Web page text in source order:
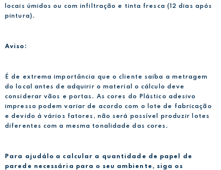
locais úmidos ou com infiltração e tinta fresca (12 dias após
pintura).
Aviso:
É de extrema importância que o cliente saiba a metragem
do local antes de adquirir o material o cálculo deve
considerar vãos e portas. As cores do Plástico adesivo
impresso podem variar de acordo com o lote de fabricação
e devido à vários fatores, não será possível produzir lotes
diferentes com a mesma tonalidade das cores.
Para ajudálo a calcular a quantidade de papel de
parede necessária para o seu ambiente, siga os